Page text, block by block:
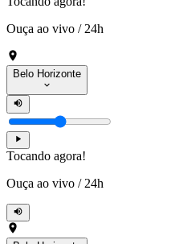
Ouça ao vivo / 24h
Belo Horizonte
Tocando agora!
Ouça ao vivo / 24h